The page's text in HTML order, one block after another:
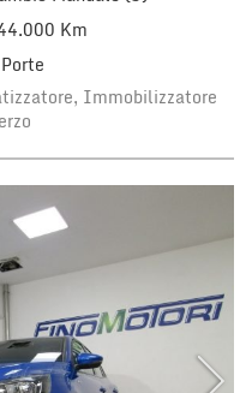
Km
Immobilizzatore